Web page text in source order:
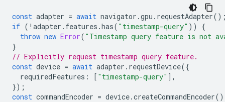
const adapter = await navigator .gpu . requestAdapter
if ( ! adapter . features .has( "timestamp-query" ))
{
throw new Error( "Timestamp query feature is not
}
// Explicitly request timestamp query feature.
const device = await adapter . requestDevice({
requiredFeatures : [ "timestamp-query" ],
});
const commandEncoder = device.createCommandEncoder